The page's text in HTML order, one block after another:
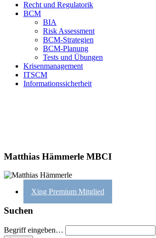
Recht und Regulatorik
BCM
BIA
Risk Assessment
BCM-Strategien
BCM-Planung
Tests und Übungen
Krisenmanagement
ITSCM
Informationssicherheit
Matthias Hämmerle MBCI
Xing Premium Mitglied
Suchen
Begriff eingeben…